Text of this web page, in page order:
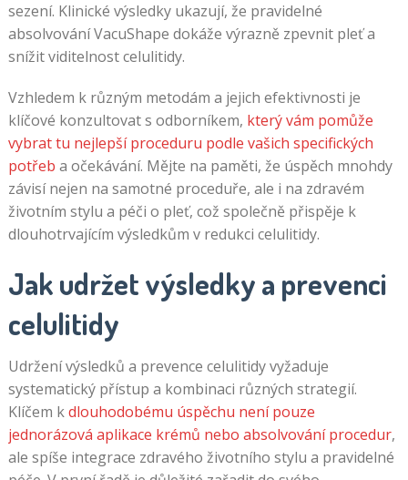
sezení. Klinické výsledky ukazují, že pravidelné
absolvování VacuShape dokáže výrazně zpevnit pleť a
snížit viditelnost celulitidy.
Vzhledem k různým metodám a jejich efektivnosti je
klíčové konzultovat s odborníkem, který vám pomůže
vybrat tu nejlepší proceduru podle vašich specifických
potřeb a očekávání. Mějte na paměti, že úspěch mnohdy
závisí nejen na samotné proceduře, ale i na zdravém
životním stylu a péči o pleť, což společně přispěje k
dlouhotrvajícím výsledkům v redukci celulitidy.
Jak udržet výsledky a prevenci
celulitidy
Udržení výsledků a prevence celulitidy vyžaduje
systematický přístup a kombinaci různých strategií.
Klíčem kdlouhodobému úspěchu není pouze
jednorázová aplikace krémů nebo absolvování procedur,
ale spíše integrace zdravého životního stylu a pravidelné